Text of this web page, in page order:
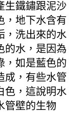
生鐵鏽跟泥沙
，地下水含有
，洗出來的水
的水，是因為
，如是藍色的
成，有些水管
色，這說明水
管壁的生物